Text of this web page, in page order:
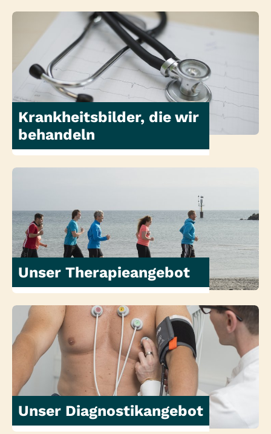
Krankheitsbilder, die wir
behandeln
Unser Therapieangebot
Unser Diagnostikangebot